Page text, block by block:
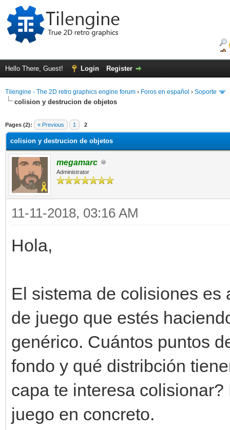
Hello There, Guest! Login Register
Tilengine - The 2D retro graphics engine forum › Foros en español › Soporte
colision y destrucion de objetos
Pages (2): « Previous 1 2
colision y destrucion de objetos
megamarc
Administrator
11-11-2018, 03:16 AM
Hola,
El sistema de colisiones
de juego que estés
genérico. Cuántos puntos
fondo y qué distribción
capa te interesa
juego en concreto.